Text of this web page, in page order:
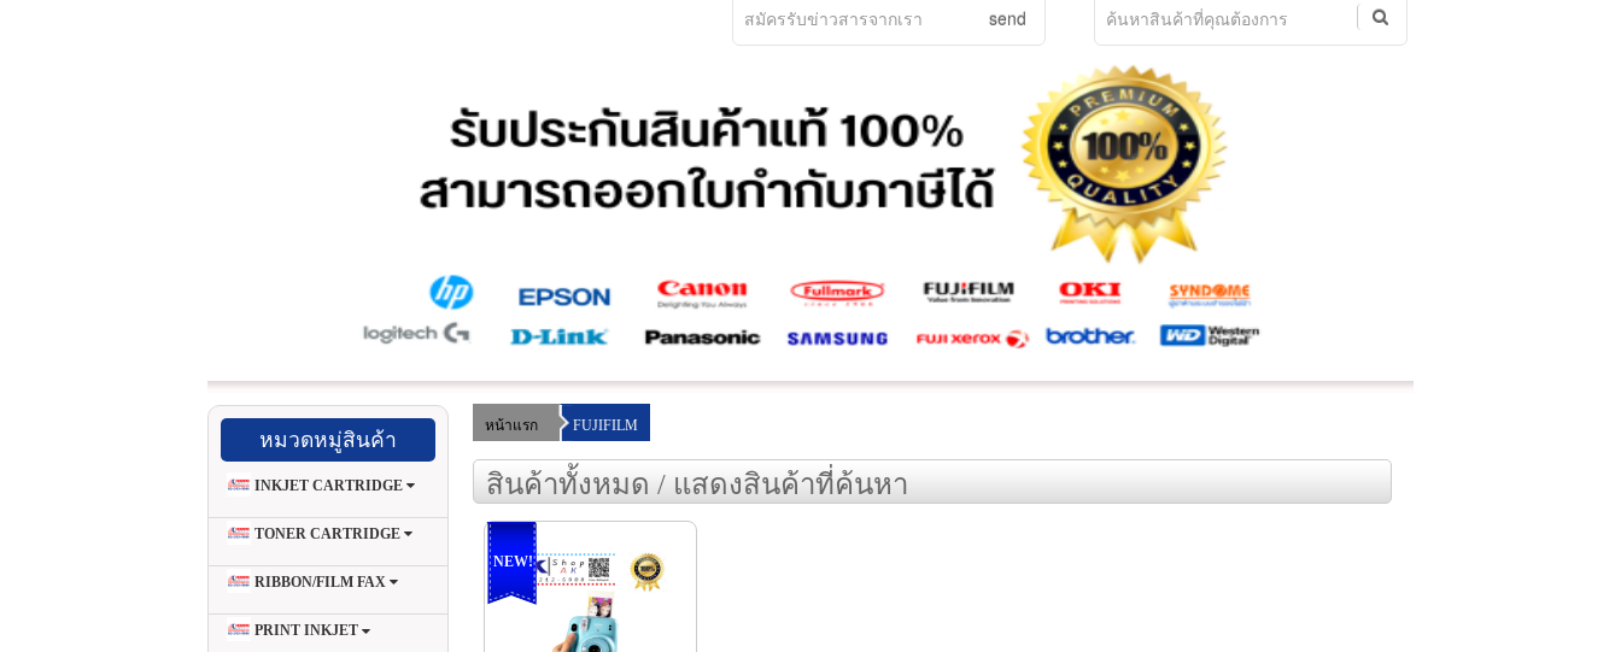
send
หมวดหมู่สินค้า
INKJET CARTRIDGE
TONER CARTRIDGE
RIBBON/FILM FAX
PRINT INKJET
หน้าแรก FUJIFILM
สินค้าทั้งหมด / แสดงสินค้าที่ค้นหา
NEW!